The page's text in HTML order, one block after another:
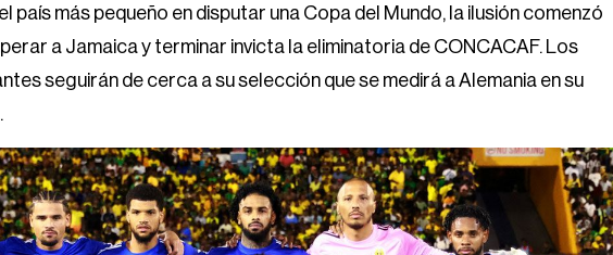
país más pequeño en disputar una Copa del Mundo, la ilusión comenzó
a Jamaica y terminar invicta la eliminatoria de CONCACAF. Los
seguirán de cerca a su selección que se medirá a Alemania en su